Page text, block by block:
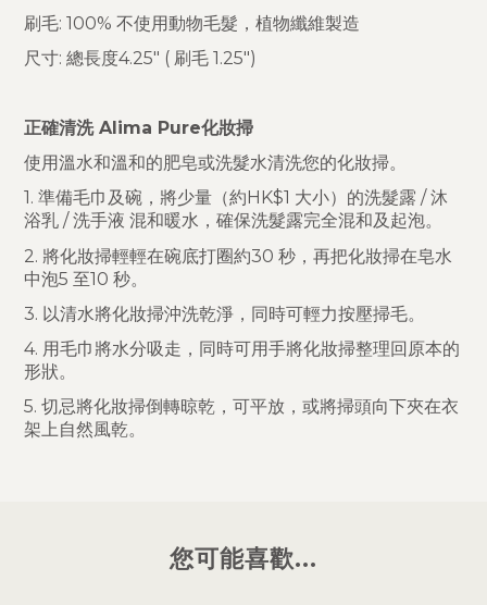
刷毛: 100% 不使用動物毛髮，植物纖維製造
尺寸: 總長度4.25" ( 刷毛 1.25")
正確清洗 Alima Pure化妝掃
使用溫水和溫和的肥皂或洗髮水清洗您的化妝掃。
1. 準備毛巾及碗，將少量（約HK$1 大小）的洗髮露 / 沐
浴乳 / 洗手液 混和暖水，確保洗髮露完全混和及起泡。
2. 將化妝掃輕輕在碗底打圈約30 秒，再把化妝掃在皂水
中泡5 至10 秒。
3. 以清水將化妝掃沖洗乾淨，同時可輕力按壓掃毛。
4. 用毛巾將水分吸走，同時可用手將化妝掃整理回原本的
形狀。
5. 切忌將化妝掃倒轉晾乾，可平放，或將掃頭向下夾在衣
架上自然風乾。
您可能喜歡...